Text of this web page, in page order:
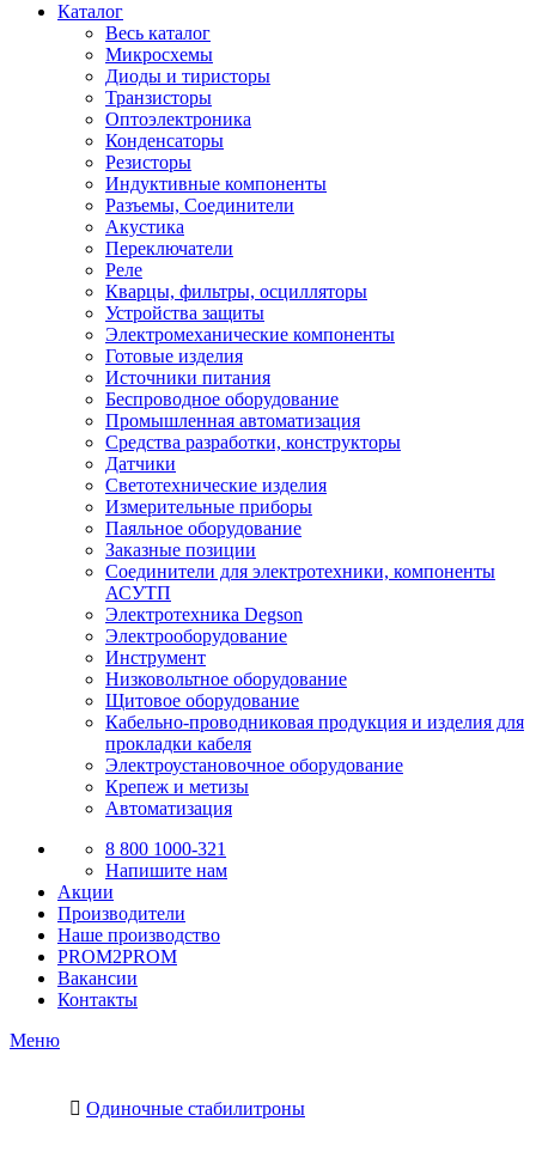
Каталог
Весь каталог
Микросхемы
Диоды и тиристоры
Транзисторы
Оптоэлектроника
Конденсаторы
Резисторы
Индуктивные компоненты
Разъемы, Соединители
Акустика
Переключатели
Реле
Кварцы, фильтры, осцилляторы
Устройства защиты
Электромеханические компоненты
Готовые изделия
Источники питания
Беспроводное оборудование
Промышленная автоматизация
Средства разработки, конструкторы
Датчики
Светотехнические изделия
Измерительные приборы
Паяльное оборудование
Заказные позиции
Соединители для электротехники, компоненты
АСУТП
Электротехника Degson
Электрооборудование
Инструмент
Низковольтное оборудование
Щитовое оборудование
Кабельно-проводниковая продукция и изделия для
прокладки кабеля
Электроустановочное оборудование
Крепеж и метизы
Автоматизация
8 800 1000-321
Напишите нам
Акции
Производители
Наше производство
PROM2PROM
Вакансии
Контакты
Меню
Одиночные стабилитроны